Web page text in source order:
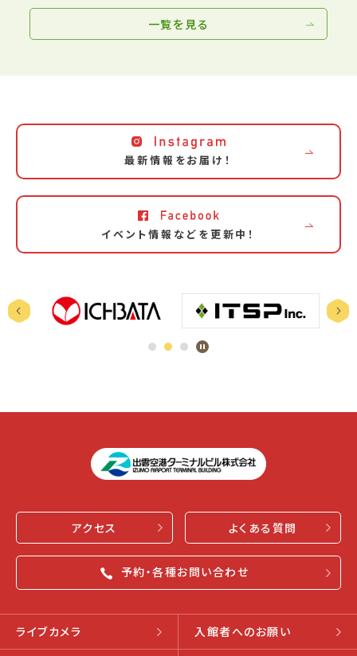
一覧を見る
最新情報をお届け！
イベント情報などを更新中！
アクセス よくある質問
予約・各種お問い合わせ
ライブカメラ 入館者へのお願い